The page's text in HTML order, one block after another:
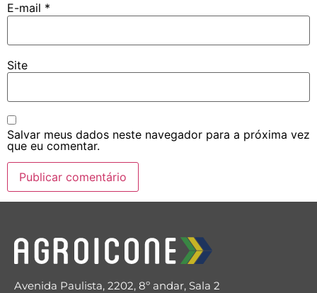
E-mail *
Site
Salvar meus dados neste navegador para a próxima vez
que eu comentar.
Avenida Paulista, 2202, 8º andar, Sala 2